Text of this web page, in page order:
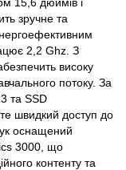
зручне та
2,2 Ghz. З
високу
потоку. За
та SSD
швидкий доступ до
оснащений
3000, що
контенту та